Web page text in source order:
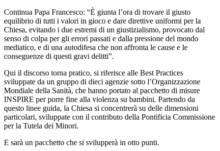
Continua Papa Francesco: “È giunta l’ora di trovare il giusto
equilibrio di tutti i valori in gioco e dare direttive uniformi per la
Chiesa, evitando i due estremi di un giustizialismo, provocato dal
senso di colpa per gli errori passati e dalla pressione del mondo
mediatico, e di una autodifesa che non affronta le cause e le
conseguenze di questi gravi delitti”.
Qui il discorso torna pratico, si riferisce alle Best Practices
sviluppate da un gruppo di dieci agenzie sotto l’Organizzazione
Mondiale della Sanità, che hanno portato al pacchetto di misure
INSPIRE per porre fine alla violenza su bambini. Partendo da
questo linee guida, la Chiesa si concentrerà su delle dimensioni
particolari, sviluppate con il contributo della Pontificia Commissione
per la Tutela dei Minori.
E sarà un pacchetto che si svilupperà in otto punti.